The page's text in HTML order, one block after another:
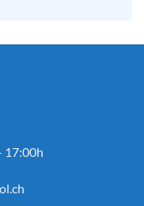
17:00h